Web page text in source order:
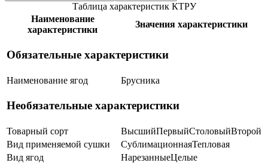
Таблица характеристик КТРУ
Наименование
характеристики
Значения характеристики
Обязательные характеристики
Наименование ягод Брусника
Необязательные характеристики
Товарный сорт ВысшийПервыйСтоловыйВторой
Вид применяемой сушки
СублимационнаяТепловая
Вид ягод
НарезанныеЦелые